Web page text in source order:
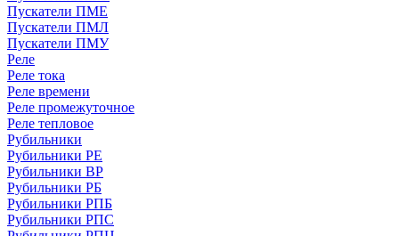
Пускатели ПМЕ
Пускатели ПМЛ
Пускатели ПМУ
Реле
Реле тока
Реле времени
Реле промежуточное
Реле тепловое
Рубильники
Рубильники РЕ
Рубильники ВР
Рубильники РБ
Рубильники РПБ
Рубильники РПС